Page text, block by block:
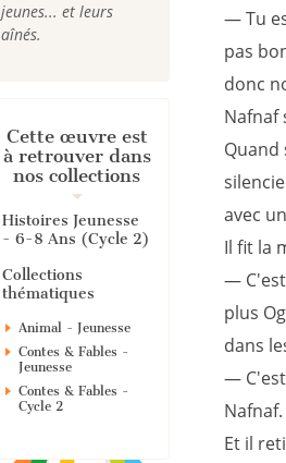
jeunes... et leurs
aînés.
Cette œuvre est
à retrouver dans
nos collections
Histoires Jeunesse
- 6-8 Ans (Cycle 2)
Collections
thématiques
Animal - Jeunesse
Contes & Fables -
Jeunesse
Contes & Fables -
Cycle 2
— Tu
pas
donc
Nafnaf
Quand
avec
Il fit la
—
plus
dans
—
Nafnaf.
Et il